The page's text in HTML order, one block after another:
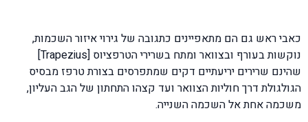
כאבי ראש גם הם מתאפיינים כתגובה של גירוי איזור השכמות,
נוקשות בעורף ובצוואר ומתח בשרירי הטרפציוס [Trapezius]
שהינם שרירים יריעתיים דקים שמתפרסים בצורת טרפז מבסיס
הגולגולת דרך חוליות הצוואר ועד קצהו התחתון של הגב העליון,
משכמה אחת אל השכמה השנייה.